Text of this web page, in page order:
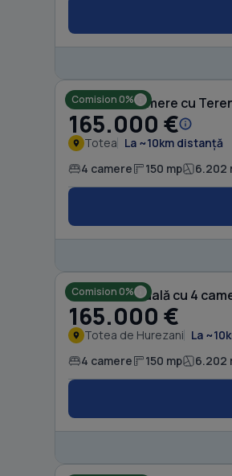
Comision 0%
Casă cu 4 camere cu
165.000 €
Totea La ~10km distanță
4 camere 150 mp 6.202
Comision 0%
Casă individuală cu 4
165.000 €
Totea de Hurezani La
4 camere 150 mp 6.202